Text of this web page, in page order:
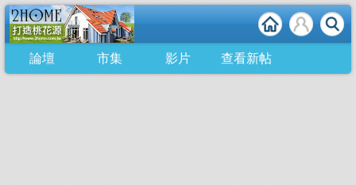
論壇 市集 影片 查看新帖